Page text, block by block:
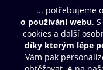
Obsah ke stažení
Moje O2 Knihovna
Další zábava